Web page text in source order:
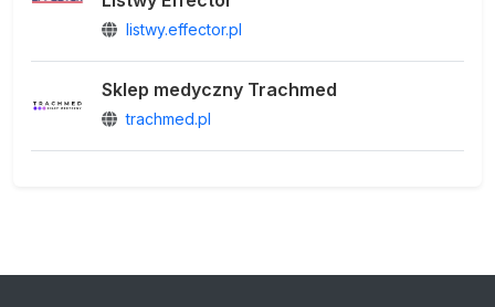
listwy.effector.pl
Sklep medyczny Trachmed
trachmed.pl